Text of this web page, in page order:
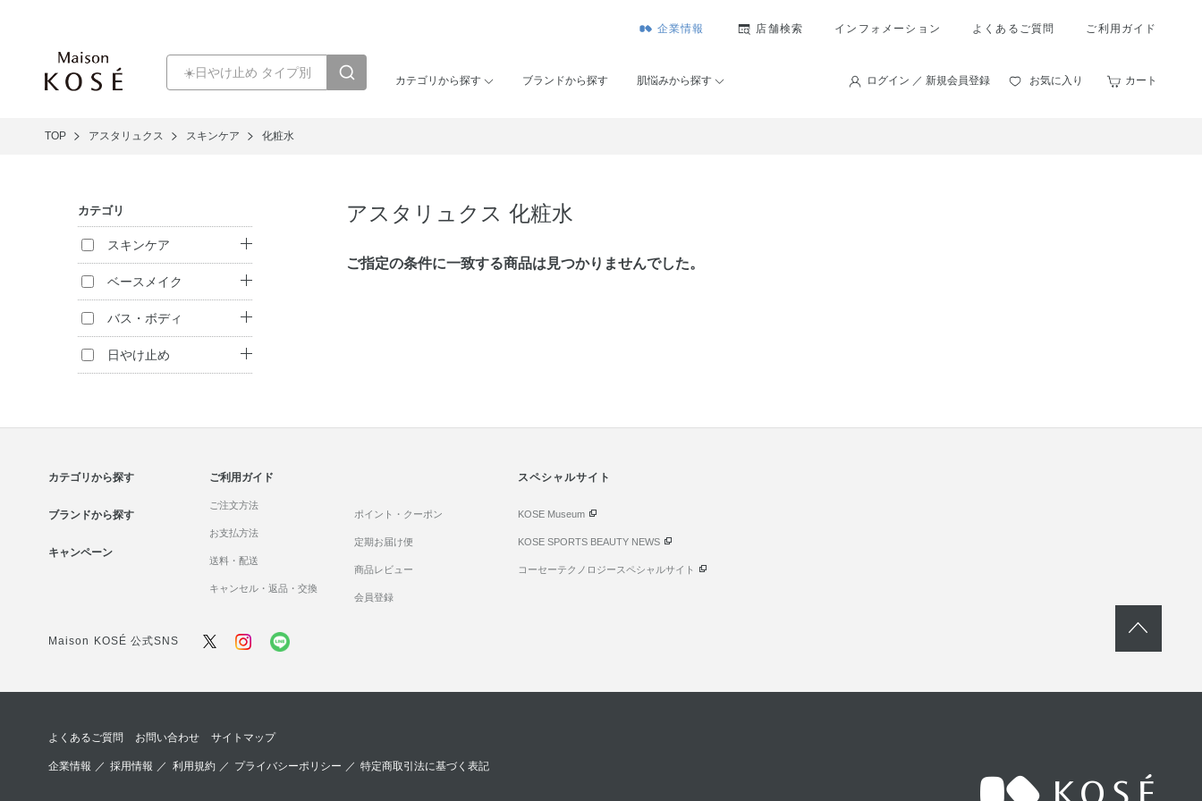
企業情報 店舗検索 インフォメーション よくあるご質問 ご利用ガイド
カテゴリから探す ブランドから探す 肌悩みから探す ログイン ／ 新規会員登録 お気に入り カート
TOP アスタリュクス スキンケア 化粧水
アスタリュクス 化粧水
カテゴリ
スキンケア
クレンジング
洗顔料
化粧水
ベースメイク
ファンデーション
化粧下地
コントロールカラ
コンシーラー
セット商品
バス・ボディ
ハンドケア
日やけ止め
ご指定の条件に⼀致する商品は見つかりませんでした。
カテゴリから探す
ブランドから探す
キャンペーン
ご利用ガイド
ご注文方法
お支払方法
送料・配送
キャンセル・返品・交換
ポイント・クーポン
定期お届け便
商品レビュー
会員登録
スペシャルサイト
KOSE Museum
KOSE SPORTS BEAUTY NEWS
コーセーテクノロジースペシャルサイト
Maison KOSÉ 公式SNS
よくあるご質問 お問い合わせ サイトマップ
企業情報 ／採用情報 ／ 利用規約／ プライバシーポリシー ／ 特定商取引法に基づく表記